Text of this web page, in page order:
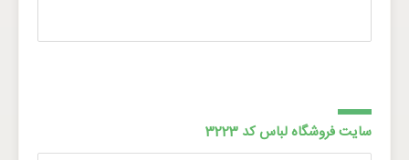
سایت فروشگاه لباس کد 3223